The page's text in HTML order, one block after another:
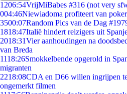
1206:54VrijMiBabes #316 (not very
004:46Niewiadoma profiteert van
3500:07Random Pics van de Dag
1818:47Italië hindert reizigers uit
2018:31Vier aanhoudingen na
van Breda
1118:26Smokkelbende opgerold in
migranten
2218:08CDA en D66 willen ingrijpen
ongemerkt filmen